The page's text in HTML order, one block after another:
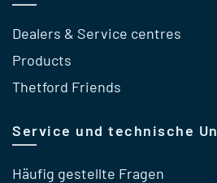
Dealers & Service centres
Products
Thetford Friends
Service und technische
Häufig gestellte Fragen